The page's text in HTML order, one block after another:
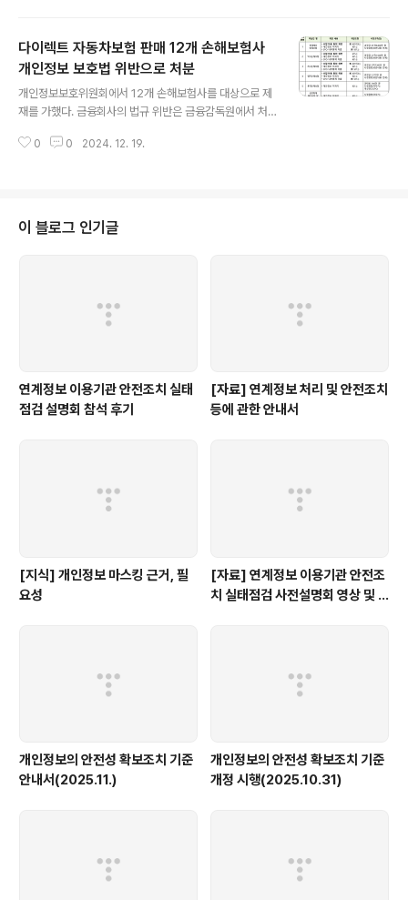
보 질의 응답 모음집'으로 명칭을 수정해 공개한 버전이라, 기존 자료를 본 사람
은 추가된 사례만 읽어봐도 무방하다. - 추가 사례 25건의 질문번호 : Q 11-13,
Q 26-27, Q 45-49, Q 59-72..
다이렉트 자동차보험 판매 12개 손해보험사
개인정보 보호법 위반으로 처분
개인정보보호위원회에서 12개 손해보험사를 대상으로 제
재를 가했다. 금융회사의 법규 위반은 금융감독원에서 처
도 명백히 신용정보법상의 개인신용정보에 해당하지 않는
=C020010000&nttId=10853 개인정보보호위원회다
이렉트 자동차보험 판매 12개 손해보험사, 개인정보 보호
0 0 2024. 12. 19.
이 블로그 인기글
연계정보 이용기관 안전조치 실태
점검 설명회 참석 후기
[자료] 연계정보 처리 및 안전조치
등에 관한 안내서
[지식] 개인정보 마스킹 근거, 필
요성
[자료] 연계정보 이용기관 안전조
치 실태점검 사전설명회 영상 및 F
개인정보의 안전성 확보조치 기준
안내서(2025.11.)
개인정보의 안전성 확보조치 기준
개정 시행(2025.10.31)